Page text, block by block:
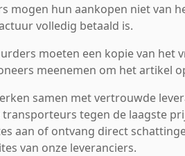
mogen hun aankopen niet van
volledig betaald is.
moeten een kopie van het
meenemen om het artikel
samen met vertrouwde
transporteurs tegen de laagste
aan of ontvang direct
van onze leveranciers.